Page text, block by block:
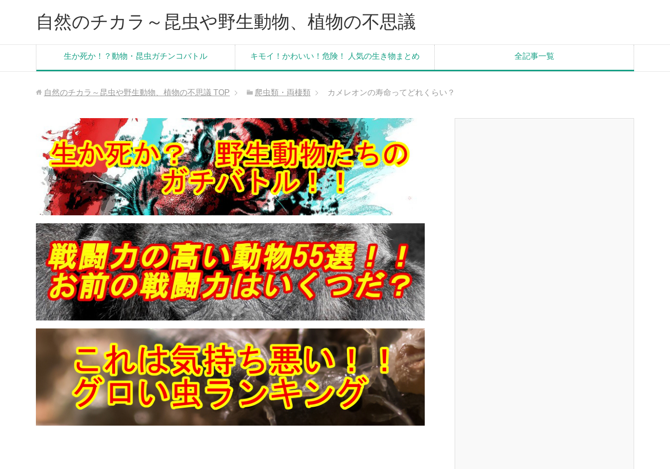
自然のチカラ～昆虫や野生動物、植物の不思議
生か死か！？動物・昆虫ガチンコバトル キモイ！かわいい！危険！ 人気の生き物まとめ 全記事一覧
自然のチカラ～昆虫や野生動物、植物の不思議 TOP 爬虫類・両棲類 カメレオンの寿命ってどれくらい？